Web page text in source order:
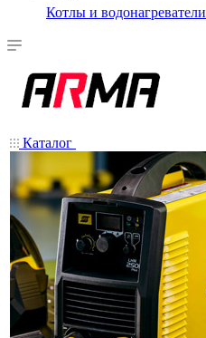
Котлы и водонагреватели
Каталог